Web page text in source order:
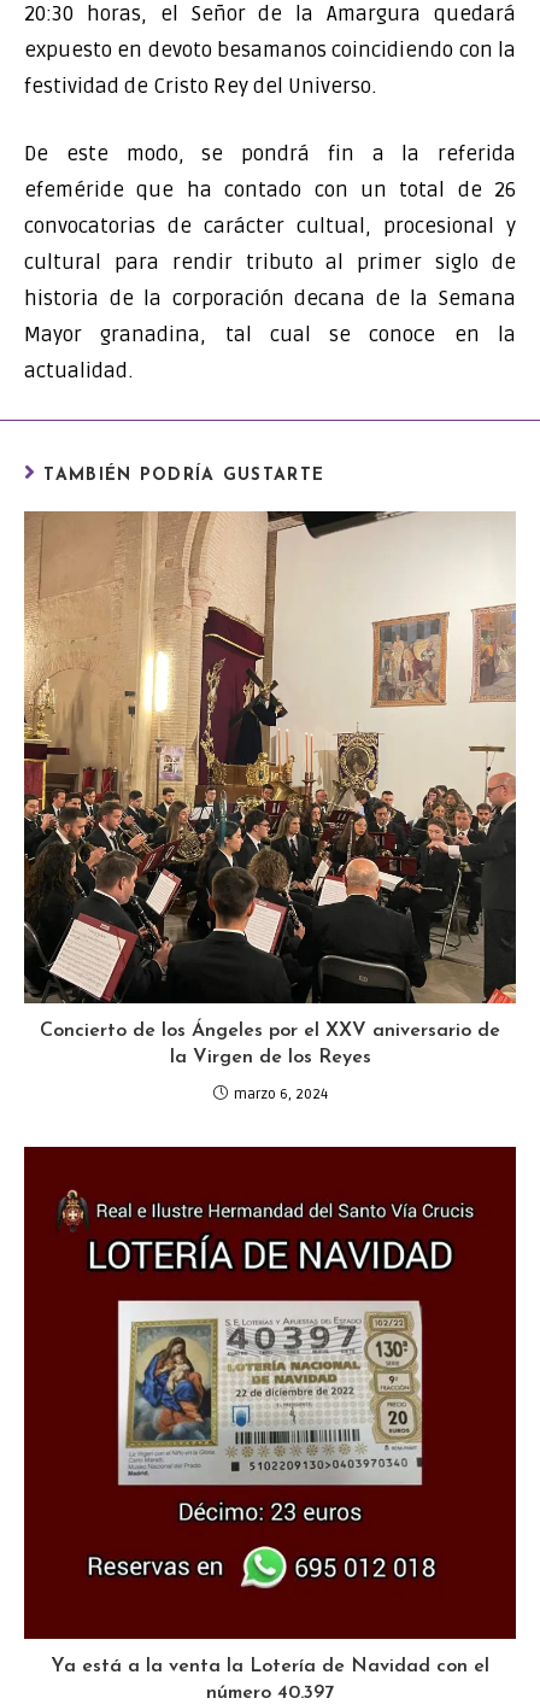
20:30 horas, el Señor de la Amargura quedará
expuesto en devoto besamanos coincidiendo con la
festividad de Cristo Rey del Universo.
De este modo, se pondrá fin a la referida
efeméride que ha contado con un total de 26
convocatorias de carácter cultual, procesional y
cultural para rendir tributo al primer siglo de
historia de la corporación decana de la Semana
Mayor granadina, tal cual se conoce en la
actualidad.
TAMBIÉN PODRÍA GUSTARTE
Concierto de los Ángeles por el XXV aniversario de
la Virgen de los Reyes
marzo 6, 2024
Ya está a la venta la Lotería de Navidad con el
número 40.397